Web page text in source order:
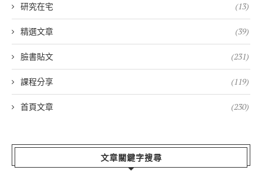
研究在宅 (13)
精選文章 (39)
臉書貼文 (231)
課程分享 (119)
首頁文章 (230)
文章關鍵字搜尋